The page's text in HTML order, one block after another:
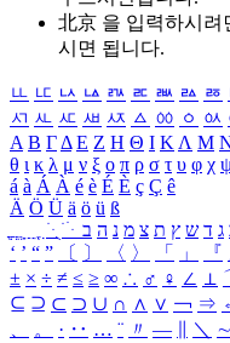
北京 을 입력하시려
시면 됩니다.
ㅥ ㅦ ㅧ ㅨ ㅩ ㅪ ㅫ ㅬ ㅭ
ㅺ ㅻ ㅼ ㅽ ㅾ ㅿ ㆀ ㆁ ㆂ
Α Β ΓΔ Ε Ζ Η Θ Ι ΚΛ Μ
θ ι κ λ μ ν ξ ο π ρ σ τ υ φ χ
á à Á À é è É È ç Ç ê
Ä Ö Ü ä ö ü ß
ִֶֹ ֻּ ׁׂ ג ד ש ץ ת צ מ נ ה ב
‘ ’ “ ” 〔 〕 〈 〉 「 」 『
± × ÷ ≠ ≤ ≥ ∞ ∴ ♂ ♀ ∠ ⊥
⊆ ⊇ ⊂ ⊃ ∪ ∩ ∧ ∨ ￢ ⇒
、
。 · ‥ … ¨ 〃 ― ＼ ∼